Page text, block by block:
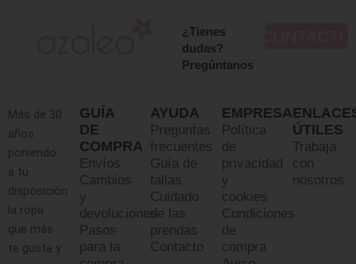
¿Tienes
dudas?
Pregúntanos
Más de 30
años
poniendo
a tu
disposición
la ropa
que más
te gusta y
GUÍA
DE
COMPRA
Envíos
Cambios
y
devoluciones
Pasos
para la
AYUDA
Preguntas
frecuentes
Guía de
tallas
Cuidado
de las
prendas
Contacto
EMPRESA
Política
de
privacidad
y
cookies
Condiciones
de
compra
ÚTILES
Trabaja
con
nosotros